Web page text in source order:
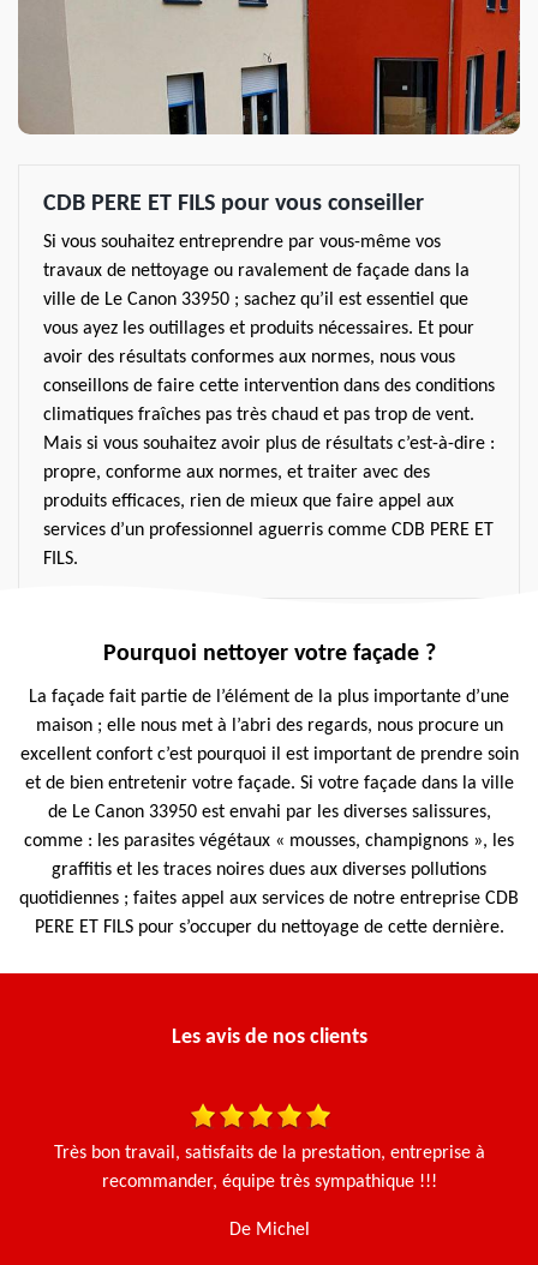
CDB PERE ET FILS pour vous conseiller
Si vous souhaitez entreprendre par vous-même vos
travaux de nettoyage ou ravalement de façade dans la
ville de Le Canon 33950 ; sachez qu’il est essentiel que
vous ayez les outillages et produits nécessaires. Et pour
avoir des résultats conformes aux normes, nous vous
conseillons de faire cette intervention dans des conditions
climatiques fraîches pas très chaud et pas trop de vent.
Mais si vous souhaitez avoir plus de résultats c’est-à-dire :
propre, conforme aux normes, et traiter avec des
produits efficaces, rien de mieux que faire appel aux
services d’un professionnel aguerris comme CDB PERE ET
FILS.
Pourquoi nettoyer votre façade ?
La façade fait partie de l’élément de la plus importante d’une
maison ; elle nous met à l’abri des regards, nous procure un
excellent confort c’est pourquoi il est important de prendre soin
et de bien entretenir votre façade. Si votre façade dans la ville
de Le Canon 33950 est envahi par les diverses salissures,
comme : les parasites végétaux « mousses, champignons », les
graffitis et les traces noires dues aux diverses pollutions
quotidiennes ; faites appel aux services de notre entreprise CDB
PERE ET FILS pour s’occuper du nettoyage de cette dernière.
Les avis de nos clients
Très bon travail, satisfaits de la prestation, entreprise à
recommander, équipe très sympathique !!!
De Michel